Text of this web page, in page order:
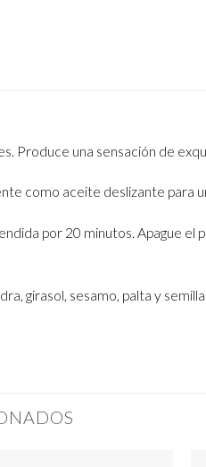
Produce una sensación de
como aceite deslizante para
por 20 minutos. Apague
girasol, sesamo, palta y